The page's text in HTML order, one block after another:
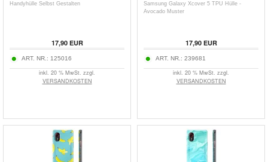
Handyhülle Selbst Gestalten
17,90EUR
ART. NR.: 125016
inkl. 20 % MwSt. zzgl.
VERSANDKOSTEN
Samsung Galaxy Xcover 5 TPU Hülle -
Avocado Muster
17,90EUR
ART. NR.: 239681
inkl. 20 % MwSt. zzgl.
VERSANDKOSTEN